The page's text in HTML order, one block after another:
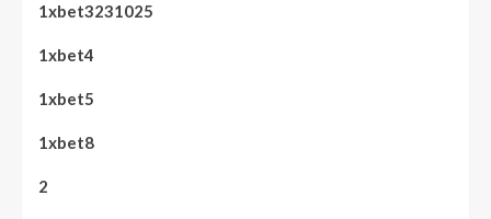
1xbet3231025
1xbet4
1xbet5
1xbet8
2